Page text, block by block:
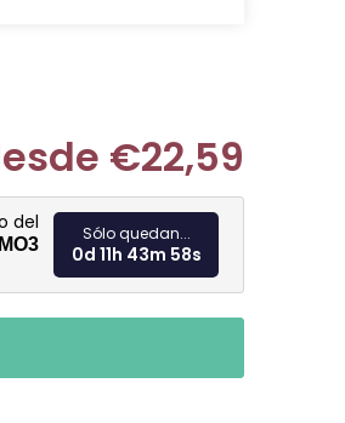
€22,59
Medir
del Sólo quedan...
0d 11h 43m 57s